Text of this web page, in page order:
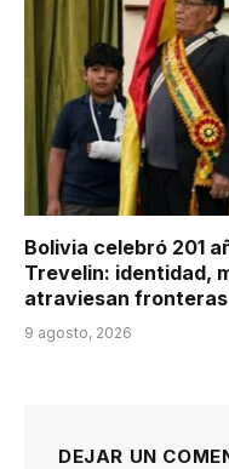
Bolivia celebró 201
Trevelin: identidad,
atraviesan fronteras
9 agosto, 2026
DEJAR UN